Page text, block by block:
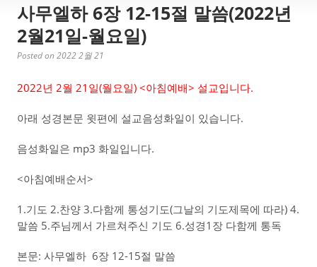
사무엘하 6장 12-15절 말씀(2022년
2월21일-월요일)
Posted on 2022 2월 21
2022년 2월 21일(월요일) <아침예배> 설교입니다.
아래 성경본문 윗편에 설교음성화일이 있습니다.
음성화일은 mp3 화일입니다.
<아침예배순서>
1.기도 2.찬양 3.다함께 통성기도(그날의 기도제목에 따라) 4.
말씀 5.주님께서 가르쳐주신 기도 6.성경1장 다함께 통독
본문: 사무엘하 6장 12-15절 말씀